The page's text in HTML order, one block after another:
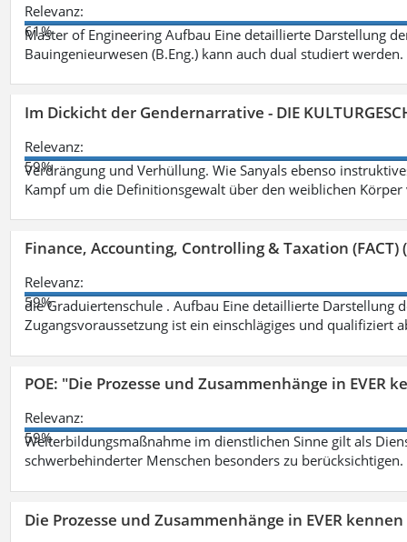
Relevanz:
61%
Master of Engineering Aufbau Eine detaillierte Darstellung
Bauingenieurwesen (B.Eng.) kann auch dual studiert
Im Dickicht der Gendernarrative - DIE
Relevanz:
59%
Verdrängung und Verhüllung. Wie Sanyals ebenso
Kampf um die Definitionsgewalt über den weiblichen
Finance, Accounting, Controlling & Taxation (FACT)
Relevanz:
59%
die Graduiertenschule . Aufbau Eine detaillierte Darstellung
Zugangsvoraussetzung ist ein einschlägiges und qualifiziert
POE: "Die Prozesse und Zusammenhänge in EVER
Relevanz:
59%
Weiterbildungsmaßnahme im dienstlichen Sinne gilt als
schwerbehinderter Menschen besonders zu berücksichtigen.
Die Prozesse und Zusammenhänge in EVER